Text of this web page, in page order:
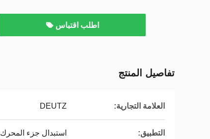
اطلب اقتباس
تفاصيل المنتج
العلامة التجارية: DEUTZ
التطبيق: استبدال جزء المحرك